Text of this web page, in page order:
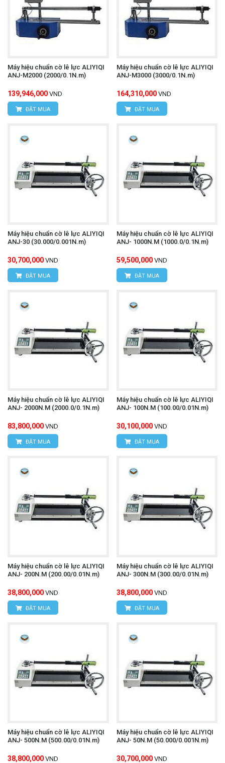
Máy hiệu chuẩn cờ lê lực ALIYIQI
ANJ-M2000 (2000/0.1N.m)
139,946,000 VND
ĐẶT MUA
Máy hiệu chuẩn cờ lê lực ALIYIQI
ANJ-M3000 (3000/0.1N.m)
164,310,000 VND
ĐẶT MUA
Máy hiệu chuẩn cờ lê lực ALIYIQI
ANJ-30 (30.000/0.001N.m)
30,700,000 VND
ĐẶT MUA
Máy hiệu chuẩn cờ lê lực ALIYIQI
ANJ- 1000N.M (1000.0/0.1N.m)
59,500,000 VND
ĐẶT MUA
Máy hiệu chuẩn cờ lê lực ALIYIQI
ANJ- 2000N.M (2000.0/0.1N.m)
83,800,000 VND
ĐẶT MUA
Máy hiệu chuẩn cờ lê lực ALIYIQI
ANJ- 100N.M (100.00/0.01N.m)
30,100,000 VND
ĐẶT MUA
Máy hiệu chuẩn cờ lê lực ALIYIQI
ANJ- 200N.M (200.00/0.01N.m)
38,800,000 VND
ĐẶT MUA
Máy hiệu chuẩn cờ lê lực ALIYIQI
ANJ- 300N.M (300.00/0.01N.m)
38,800,000 VND
ĐẶT MUA
Máy hiệu chuẩn cờ lê lực ALIYIQI
ANJ- 500N.M (500.00/0.01N.m)
38,800,000 VND
Máy hiệu chuẩn cờ lê lực ALIYIQI
ANJ- 50N.M (50.000/0.001N.m)
30,700,000 VND